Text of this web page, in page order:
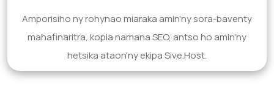
Amporisiho ny rohynao miaraka amin'ny sora-baventy
mahafinaritra, kopia namana SEO, antso ho amin'ny
hetsika ataon'ny ekipa Sive.Host.